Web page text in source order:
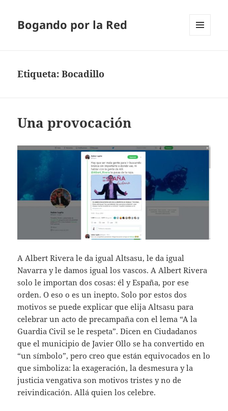
Bogando por la Red
Etiqueta:Bocadillo
Una provocación
A Albert Rivera le da igual Altsasu, le da igual
Navarra y le damos igual los vascos. A Albert Rivera
solo le importan dos cosas: él y España, por ese
orden. O eso o es un inepto. Solo por estos dos
motivos se puede explicar que elija Altsasu para
celebrar un acto de precampaña con el lema “A la
Guardia Civil se le respeta”. Dicen en Ciudadanos
que el municipio de Javier Ollo se ha convertido en
“un símbolo”, pero creo que están equivocados en lo
que simboliza: la exageración, la desmesura y la
justicia vengativa son motivos tristes y no de
reivindicación. Allá quien los celebre.